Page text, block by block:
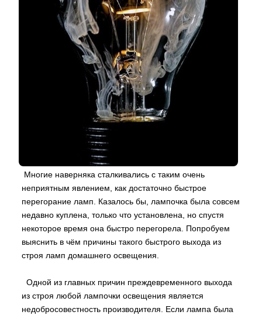
Многие наверняка сталкивались с таким очень
неприятным явлением, как достаточно быстрое
перегорание ламп. Казалось бы, лампочка была совсем
недавно куплена, только что установлена, но спустя
некоторое время она быстро перегорела. Попробуем
выяснить в чём причины такого быстрого выхода из
строя ламп домашнего освещения.
Одной из главных причин преждевременного выхода
из строя любой лампочки освещения является
недобросовестность производителя. Если лампа была